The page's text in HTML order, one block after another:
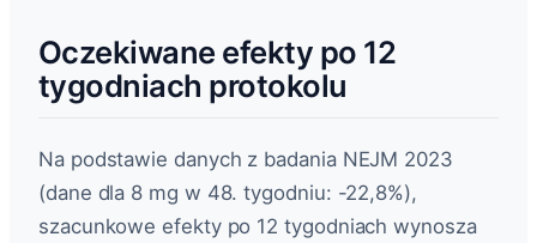
Oczekiwane efekty po 12
tygodniach protokolu
Na podstawie danych z badania NEJM 2023
(dane dla 8 mg w 48. tygodniu: -22,8%),
szacunkowe efekty po 12 tygodniach wynosza